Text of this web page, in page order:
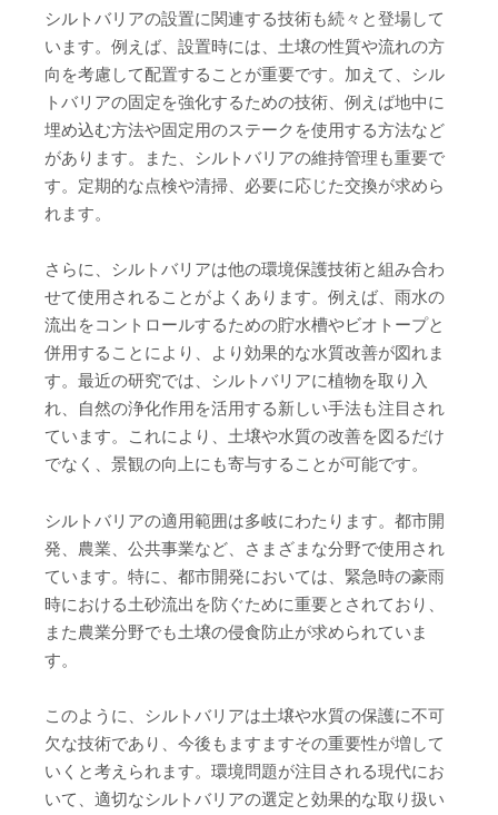
シルトバリアの設置に関連する技術も続々と登場して
います。例えば、設置時には、土壌の性質や流れの方
向を考慮して配置することが重要です。加えて、シル
トバリアの固定を強化するための技術、例えば地中に
埋め込む方法や固定用のステークを使用する方法など
があります。また、シルトバリアの維持管理も重要で
す。定期的な点検や清掃、必要に応じた交換が求めら
れます。
さらに、シルトバリアは他の環境保護技術と組み合わ
せて使用されることがよくあります。例えば、雨水の
流出をコントロールするための貯水槽やビオトープと
併用することにより、より効果的な水質改善が図れま
す。最近の研究では、シルトバリアに植物を取り入
れ、自然の浄化作用を活用する新しい手法も注目され
ています。これにより、土壌や水質の改善を図るだけ
でなく、景観の向上にも寄与することが可能です。
シルトバリアの適用範囲は多岐にわたります。都市開
発、農業、公共事業など、さまざまな分野で使用され
ています。特に、都市開発においては、緊急時の豪雨
時における土砂流出を防ぐために重要とされており、
また農業分野でも土壌の侵食防止が求められていま
す。
このように、シルトバリアは土壌や水質の保護に不可
欠な技術であり、今後もますますその重要性が増して
いくと考えられます。環境問題が注目される現代にお
いて、適切なシルトバリアの選定と効果的な取り扱い